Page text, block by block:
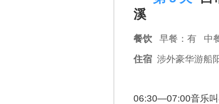
溪
餐饮
早餐：有 中
住宿 涉外豪华游船
06:30—07:00音乐